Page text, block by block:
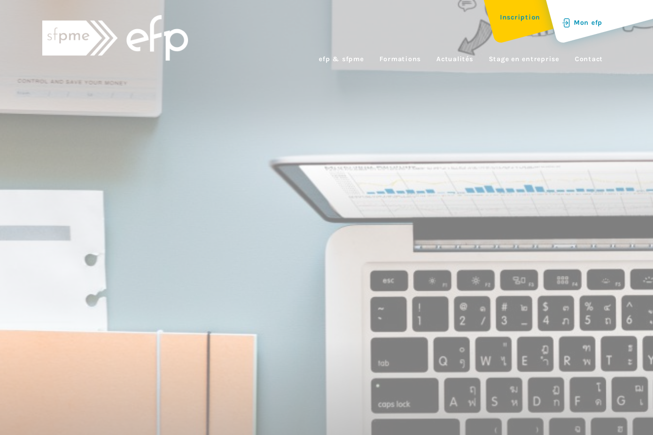
Inscription
Mon efp
efp & sfpme Formations Actualités Stage en entreprise Contact